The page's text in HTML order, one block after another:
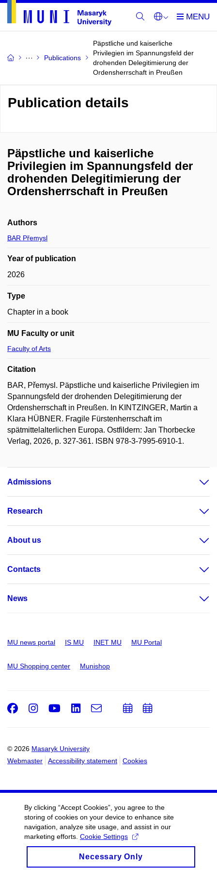
Publications
Päpstliche und kaiserliche
Privilegien im Spannungsfeld der
drohenden Delegitimierung der
Ordensherrschaft in Preußen
Publication details
Päpstliche und kaiserliche
Privilegien im Spannungsfeld der
drohenden Delegitimierung der
Ordensherrschaft in Preußen
Authors
BAR Přemysl
Year of publication
2026
Type
Chapter in a book
MU Faculty or unit
Faculty of Arts
Citation
BAR, Přemysl. Päpstliche und kaiserliche Privilegien im
Spannungsfeld der drohenden Delegitimierung der
Ordensherrschaft in Preußen. In KINTZINGER, Martin a
Klara HÜBNER. Fragile Fürstenherrschaft im
spätmittelalterlichen Europa. Ostfildern: Jan Thorbecke
Verlag, 2026, p. 327-361. ISBN 978-3-7995-6910-1.
Admissions
Research
About us
Contacts
News
MU news portal IS MU INET MU MU Portal
MU Shopping center Munishop
© 2026 Masaryk University
Webmaster
Accessibility statement Cookies
Facebook
Instagram
Youtube
LinkedIn
e-
AddAdd
By clicking “Accept Cookies”, you agree to the
storing of cookies on your device to enhance site
navigation, analyze site usage, and assist in our
marketing efforts. Cookie Settings
Necessary Only